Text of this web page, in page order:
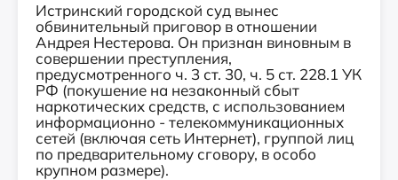
Истринский городской суд вынес
обвинительный приговор в отношении
Андрея Нестерова. Он признан виновным в
совершении преступления,
предусмотренного ч. 3 ст. 30, ч. 5 ст. 228.1 УК
РФ (покушение на незаконный сбыт
наркотических средств, с использованием
информационно - телекоммуникационных
сетей (включая сеть Интернет), группой лиц
по предварительному сговору, в особо
крупном размере).